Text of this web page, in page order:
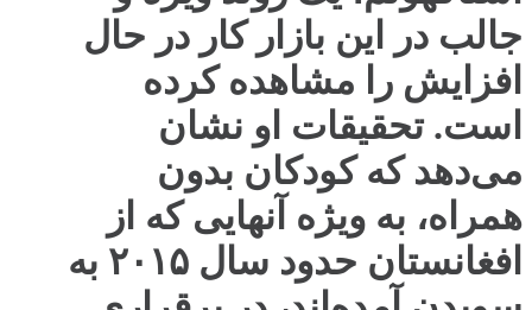
جالب در این بازار کار در حال
افزایش را مشاهده کرده
است. تحقیقات او نشان
می‌دهد که کودکان بدون
همراه، به ویژه آنهایی که از
افغانستان حدود سال ۲۰۱۵ به